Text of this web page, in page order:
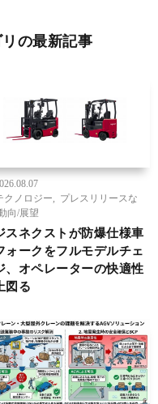
の最新記事
クノロジー
プレスリリースな
向/展望
スネクストが防爆仕様車
ォークをフルモデルチェ
、オペレーターの快適性
図る